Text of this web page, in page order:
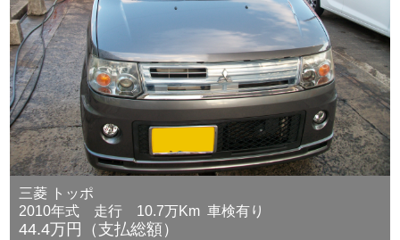
三菱 トッポ
2010年式 走行 10.7万Km 車検有り
44.4万円（支払総額）